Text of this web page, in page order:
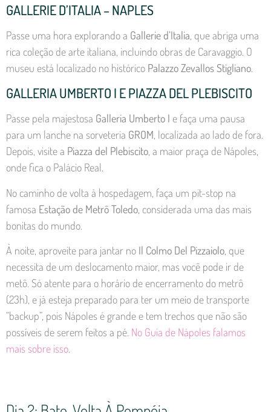
GALLERIE D’ITALIA – NAPLES
Passe uma hora explorando a Gallerie d’Italia, que abriga uma
rica coleção de arte italiana, incluindo obras de Caravaggio. O
museu está localizado no histórico Palazzo Zevallos Stigliano.
GALLERIA UMBERTO I E PIAZZA DEL PLEBISCITO
Passe pela majestosa Galleria Umberto I e faça uma pausa
para um lanche na sorveteria GROM, localizada ao lado de fora.
Depois, visite a Piazza del Plebiscito, a maior praça de Nápoles,
onde fica o Palácio Real.
No caminho de volta à hospedagem, faça um pit-stop na
famosa Estação de Metrô Toledo, considerada uma das mais
bonitas do mundo.
À noite, aproveite para jantar no Il Colmo Del Pizzaiolo, que
necessita de um deslocamento maior, mas você pode ir de
metô. Só atente para o horário de encerramento do metrô
(23h), e já esteja preparado para ter um meio de transporte
“backup”, pois Nápoles é grande e tem trechos que não são
possíveis de serem feitos a pé. No Guia de Nápoles falamos
mais sobre isso.